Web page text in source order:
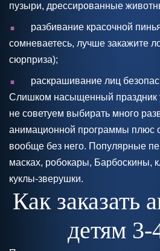
пузыри, дрессированные
.
разбивание красочной
сомневаетесь, лучше закажите
сюрприза);
.
раскрашивание лиц
Слишком насыщенный праздник
не советуем выбирать много
анимационной программы плюс
вообще без него. Популярные
масках, робокары, Барбоскины,
куклы-зверушки.
Как заказать
детям 3-